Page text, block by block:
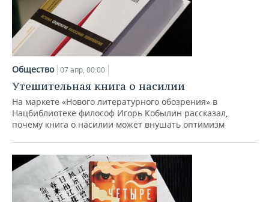
Общество 07 апр, 00:00
Утешительная книга о насилии
На маркете «Нового литературного обозрения» в
Нацбиблиотеке философ Игорь Кобылин рассказал,
почему книга о насилии может внушать оптимизм